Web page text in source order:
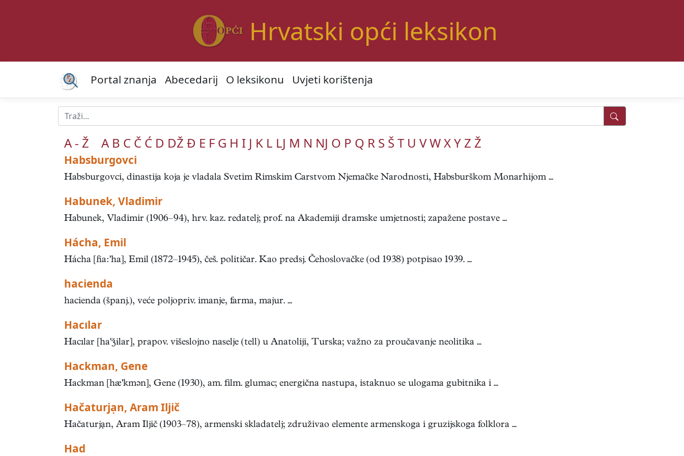
Hrvatski opći leksikon
Portal znanja Abecedarij O leksikonu Uvjeti korištenja
A - Ž A B C Č Ć D DŽ Đ E F G H I J K L LJ M N NJ O P Q R S Š T U VWXY Z Ž
Habsburgovci
Habsburgovci, dinastija koja je vladala Svetim Rimskim Carstvom Njemačke Narodnosti, Habs­burškom Monarhijom ...
Habunek, Vladimir
Habunek, Vladimir (1906–94), hrv. kaz. redatelj; prof. na Akademiji dramske umjetnosti; zapažene postave ...
Hácha, Emil
Hácha [aha], Emil (1872–1945), češ. političar. Kao predsj. Čehoslovačke (od 1938) potpisao 1939. ...
hacienda
hacienda (španj.), veće poljopriv. imanje, farma, majur. ...
Hacılar
Hacılar [haɨlar], prapov. višeslojno naselje (tell) u Anatoliji, Turska; važno za proučavanje neolitika ...
Hackman, Gene
Hackman [hkmən], Gene (1930), am. film. glumac; energična nastupa, istaknuo se ulogama gubitnika i ...
Hačaturjạn, Aram Iljič
Hačaturjạn, Aram Iljič (1903–78), armenski skladatelj; združivao elemente armenskoga i gruzijskoga folklora ...
Had